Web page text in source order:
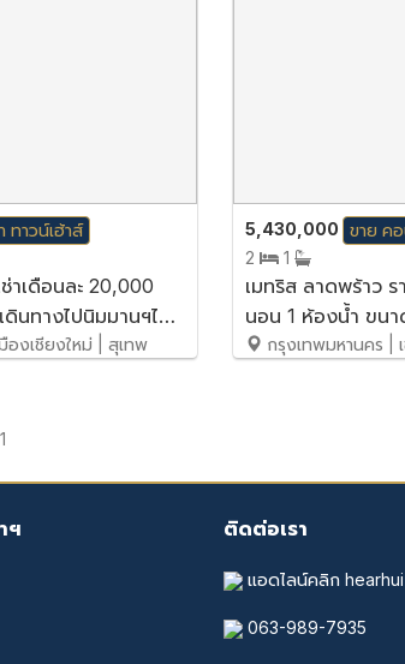
ทาวน์เฮ้าส์
ช่าเดือนละ 20,000
ดินทางไปนิมมานฯได้
องเชียงใหม่ | สุเทพ
5,430,000 ขาย ค
2
1
เมทริส ลาดพร้าว
นอน 1 ห้องน้ำ ขน
กรุงเทพมหานคร |
ฯ ติดต่อเรา
แอดไลน์คลิก hearhui
063-989-7935